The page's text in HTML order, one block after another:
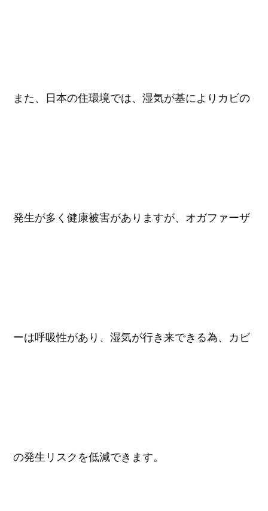
また、日本の住環境では、湿気が基によりカビの
発生が多く健康被害がありますが、オガファーザ
ーは呼吸性があり、湿気が行き来できる為、カビ
の発生リスクを低減できます。